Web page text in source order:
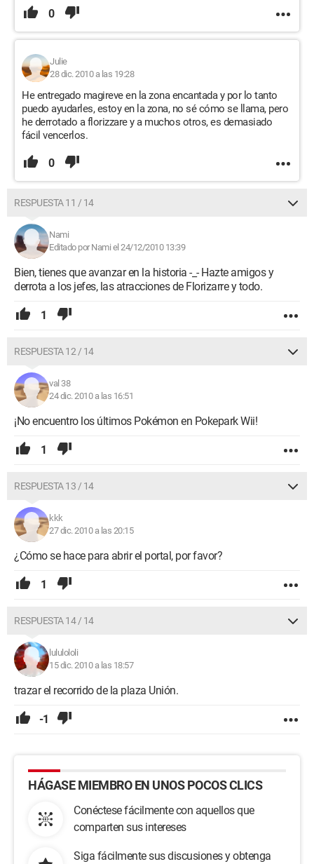
0
Julie
28 dic. 2010 a las 19:28
He entregado magireve en la zona encantada y por lo tanto
puedo ayudarles, estoy en la zona, no sé cómo se llama, pero
he derrotado a florizzare y a muchos otros, es demasiado
fácil vencerlos.
0
RESPUESTA 11 / 14
Nami
Editado por Nami el 24/12/2010 13:39
Bien, tienes que avanzar en la historia -_- Hazte amigos y
derrota a los jefes, las atracciones de Florizarre y todo.
1
RESPUESTA 12 / 14
val 38
24 dic. 2010 a las 16:51
¡No encuentro los últimos Pokémon en Pokepark Wii!
1
RESPUESTA 13 / 14
kkk
27 dic. 2010 a las 20:15
¿Cómo se hace para abrir el portal, por favor?
1
RESPUESTA 14 / 14
lululololi
15 dic. 2010 a las 18:57
trazar el recorrido de la plaza Unión.
-1
HÁGASE MIEMBRO EN UNOS POCOS CLICS
Conéctese fácilmente con aquellos que
comparten sus intereses
Siga fácilmente sus discusiones y obtenga